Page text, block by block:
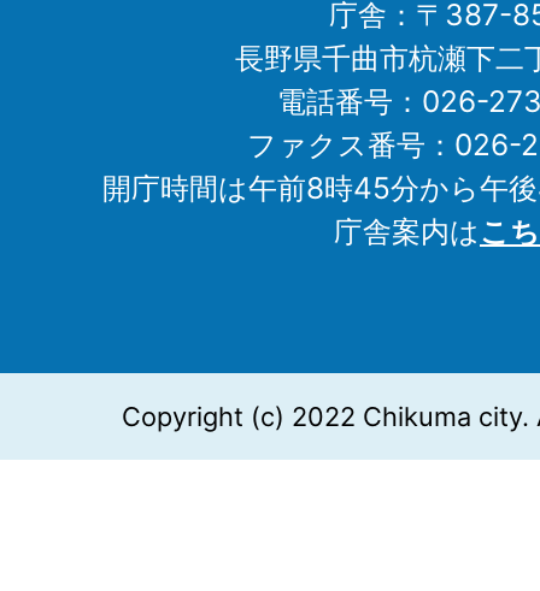
庁舎：〒387-
長野県千曲市杭瀬下二
電話番号：026-
ファクス番号：026-
開庁時間は午前8時45分から午
庁舎案内はこ
Copyright (c) 2022 Chikuma city.